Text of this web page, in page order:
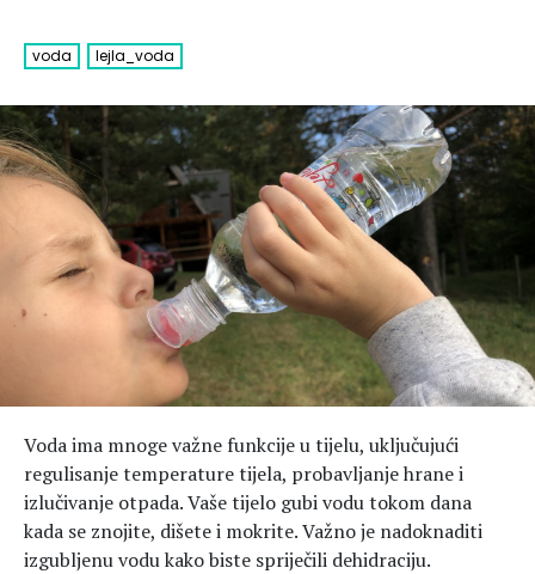
Suplementi
Tablica kalorija
Povrede i bolesti
Lifestyle
Trudnice
Bodybuilding
Fitness
Ishrana
Zdravlje
Hedonizam
MAGAZIN
Njega nje
Njega njega
Šminka
Tehnologija
KALORIJE
voda lejla_voda
Voda ima mnoge važne funkcije u tijelu, uključujući
regulisanje temperature tijela, probavljanje hrane i
izlučivanje otpada. Vaše tijelo gubi vodu tokom dana
kada se znojite, dišete i mokrite. Važno je nadoknaditi
izgubljenu vodu kako biste spriječili dehidraciju.